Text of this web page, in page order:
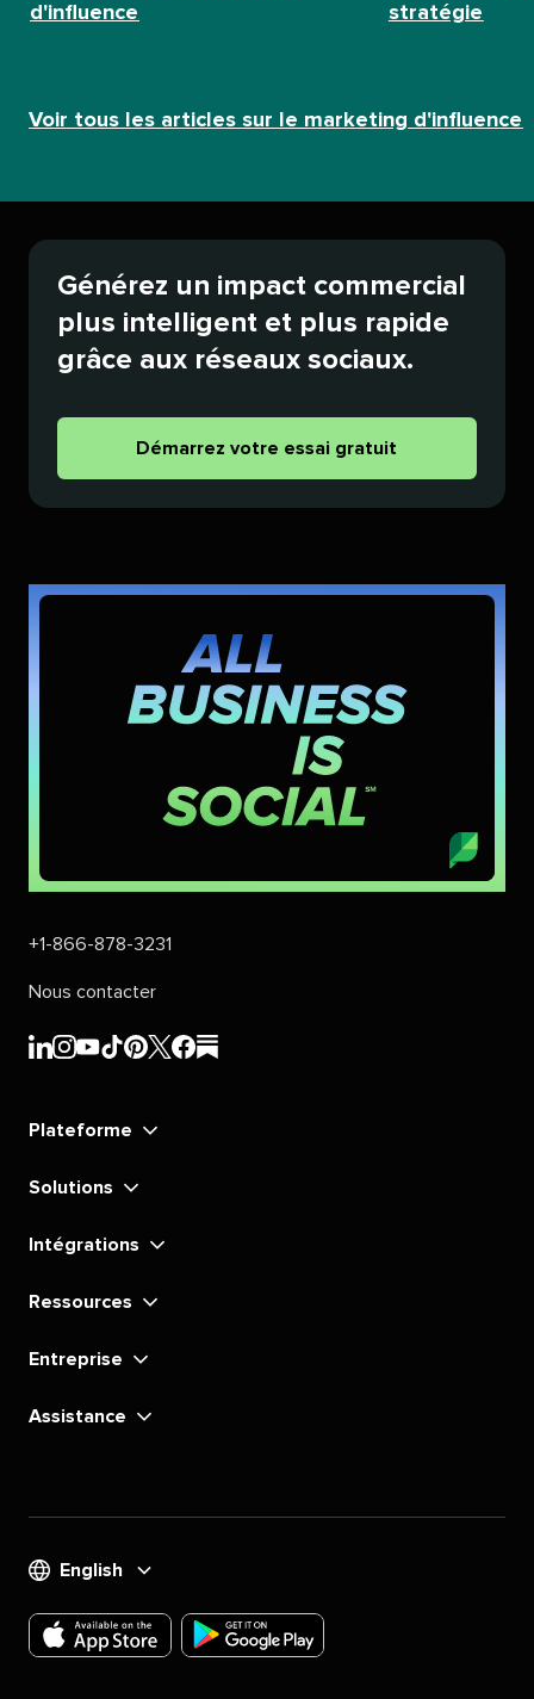
d'influence​​
stratégie​​
Voir tous les articles sur le marketing d'influence​​
Générez un impact commercial
plus intelligent et plus rapide
grâce aux réseaux sociaux.​​
Démarrez votre essai gratuit​​
+1-866-878-3231​​
Nous contacter​​
Sprout
LinkedIn​​
Sprout
Instagram​​
Sprout
YouTube​​
Sprout
TikTok​​
Sprout
Sprout
Sprout
Sprout
Plateforme​​
Solutions​​
Intégrations​​
Ressources​​
Entreprise​​
Assistance​​
English​​